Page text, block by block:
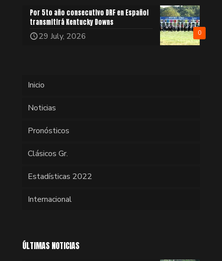
0
Por 5to año consecutivo DRF en Español
transmitirá Kentucky Downs
29 July, 2026
Inicio
Noticias
Pronósticos
Clásicos Gr.
Estadísticas 2022
Internacional
ÚLTIMAS NOTICIAS